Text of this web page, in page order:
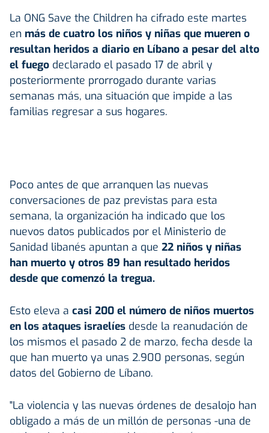
La ONG Save the Children ha cifrado este martes
en más de cuatro los niños y niñas que mueren o
resultan heridos a diario en Líbano a pesar del alto
el fuego declarado el pasado 17 de abril y
posteriormente prorrogado durante varias
semanas más, una situación que impide a las
familias regresar a sus hogares.
Poco antes de que arranquen las nuevas
conversaciones de paz previstas para esta
semana, la organización ha indicado que los
nuevos datos publicados por el Ministerio de
Sanidad libanés apuntan a que 22 niños y niñas
han muerto y otros 89 han resultado heridos
desde que comenzó la tregua.
Esto eleva a casi 200 el número de niños muertos
en los ataques israelíes desde la reanudación de
los mismos el pasado 2 de marzo, fecha desde la
que han muerto ya unas 2.900 personas, según
datos del Gobierno de Líbano.
"La violencia y las nuevas órdenes de desalojo han
obligado a más de un millón de personas -una de